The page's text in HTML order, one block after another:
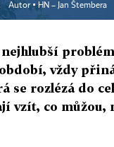
Autor ▪HN – Jan Štembera
vždy
se rozlézá do
vzít, co můžou,